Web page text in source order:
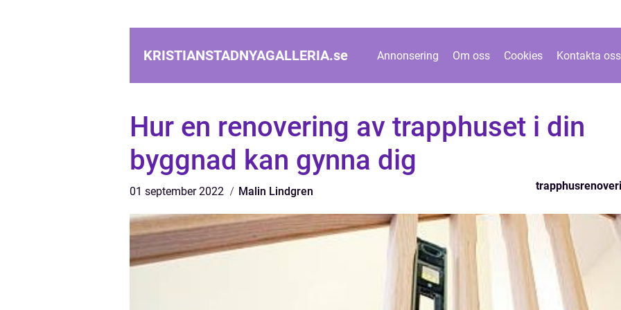
KRISTIANSTADNYAGALLERIA.se Annonsering Om oss Cookies Kontakta oss
Hur en renovering av trapphuset i din
byggnad kan gynna dig
01 september 2022 Malin Lindgren